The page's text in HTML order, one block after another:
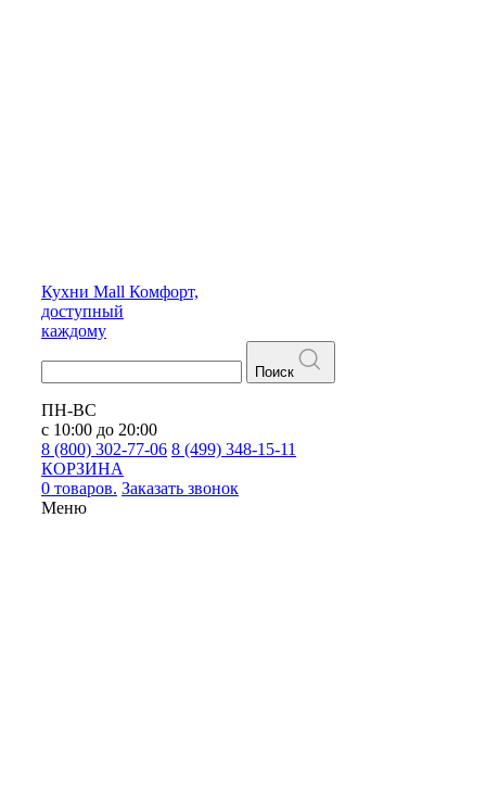
Кухни Mall Комфорт,
доступный
каждому
Поиск
ПН-ВС
с 10:00 до 20:00
8 (800) 302-77-06 8 (499) 348-15-11
КОРЗИНА
0 товаров. Заказать звонок
Меню